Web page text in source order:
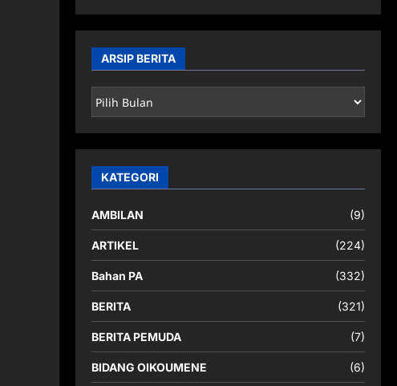
ARSIP BERITA
ARSIP
BERITA
KATEGORI
AMBILAN (9)
ARTIKEL (224)
Bahan PA (332)
BERITA (321)
BERITA PEMUDA (7)
BIDANG OIKOUMENE (6)